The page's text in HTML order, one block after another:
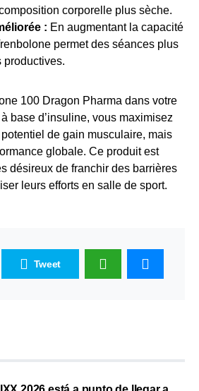
corporelle plus sèche.
: En augmentant la capacité
permet des séances plus
productives.
100 Dragon Pharma dans votre
base d’insuline, vous maximisez
de gain musculaire, mais
globale. Ce produit est
désireux de franchir des barrières
leurs efforts en salle de sport.
Tweet